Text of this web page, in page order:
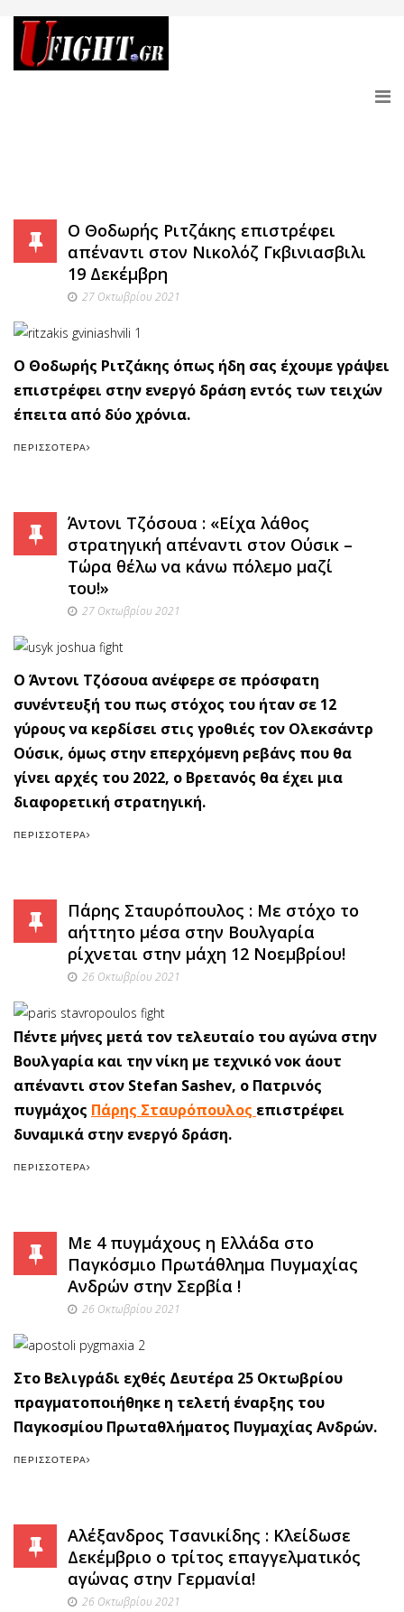
Ο Θοδωρής Ριτζάκης επιστρέφει
απέναντι στον Νικολόζ Γκβινιασβιλι
19 Δεκέμβρη
27 Οκτωβρίου 2021
Ο Θοδωρής Ριτζάκης όπως ήδη σας έχουμε γράψει
επιστρέφει στην ενεργό δράση εντός των τειχών
έπειτα από δύο χρόνια.
ΠΕΡΙΣΣΌΤΕΡΑ
Άντονι Τζόσουα : «Είχα λάθος
στρατηγική απέναντι στον Ούσικ –
Τώρα θέλω να κάνω πόλεμο μαζί
του!»
27 Οκτωβρίου 2021
Ο Άντονι Τζόσουα ανέφερε σε πρόσφατη
συνέντευξή του πως στόχος του ήταν σε 12
γύρους να κερδίσει στις γροθιές τον Ολεκσάντρ
Ούσικ, όμως στην επερχόμενη ρεβάνς που θα
γίνει αρχές του 2022, ο Βρετανός θα έχει μια
διαφορετική στρατηγική.
ΠΕΡΙΣΣΌΤΕΡΑ
Πάρης Σταυρόπουλος : Με στόχο το
αήττητο μέσα στην Βουλγαρία
ρίχνεται στην μάχη 12 Νοεμβρίου!
26 Οκτωβρίου 2021
Πέντε μήνες μετά τον τελευταίο του αγώνα στην
Βουλγαρία και την νίκη με τεχνικό νοκ άουτ
απέναντι στον Stefan Sashev, ο Πατρινός
πυγμάχος Πάρης Σταυρόπουλος επιστρέφει
δυναμικά στην ενεργό δράση.
ΠΕΡΙΣΣΌΤΕΡΑ
Με 4 πυγμάχους η Ελλάδα στο
Παγκόσμιο Πρωτάθλημα Πυγμαχίας
Ανδρών στην Σερβία !
26 Οκτωβρίου 2021
Στο Βελιγράδι εχθές Δευτέρα 25 Οκτωβρίου
πραγματοποιήθηκε η τελετή έναρξης του
Παγκοσμίου Πρωταθλήματος Πυγμαχίας Ανδρών.
ΠΕΡΙΣΣΌΤΕΡΑ
Αλέξανδρος Τσανικίδης : Κλείδωσε
Δεκέμβριο ο τρίτος επαγγελματικός
αγώνας στην Γερμανία!
26 Οκτωβρίου 2021